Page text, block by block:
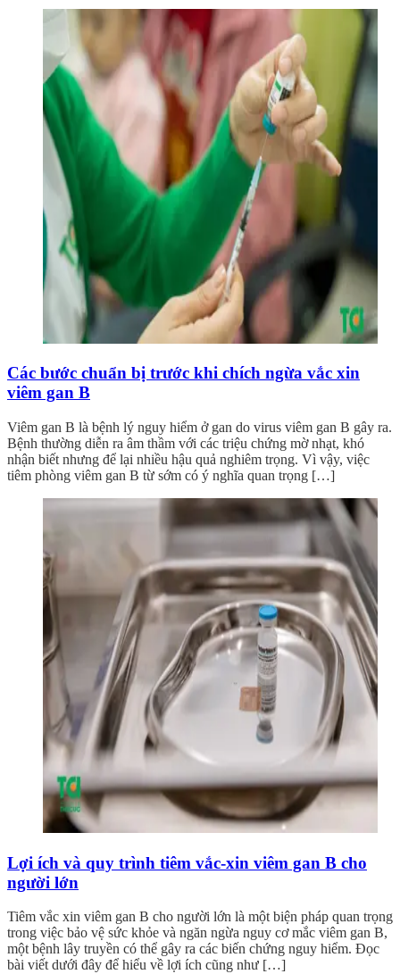
Các bước chuẩn bị trước khi chích ngừa vắc xin
viêm gan B
Viêm gan B là bệnh lý nguy hiểm ở gan do virus viêm gan B gây ra.
Bệnh thường diễn ra âm thầm với các triệu chứng mờ nhạt, khó
nhận biết nhưng để lại nhiều hậu quả nghiêm trọng. Vì vậy, việc
tiêm phòng viêm gan B từ sớm có ý nghĩa quan trọng […]
Lợi ích và quy trình tiêm vắc-xin viêm gan B cho
người lớn
Tiêm vắc xin viêm gan B cho người lớn là một biện pháp quan trọng
trong việc bảo vệ sức khỏe và ngăn ngừa nguy cơ mắc viêm gan B,
một bệnh lây truyền có thể gây ra các biến chứng nguy hiểm. Đọc
bài viết dưới đây để hiểu về lợi ích cũng như […]